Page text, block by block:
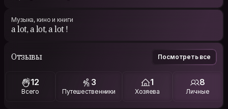
Музыка, кино и книги
a lot, a lot, a lot !
Отзывы Посмотреть все
12
Всего
3
Путешественники
1
Хозяева
8
Личные